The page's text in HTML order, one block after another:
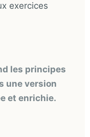
exercices
les principes
une version
et enrichie.